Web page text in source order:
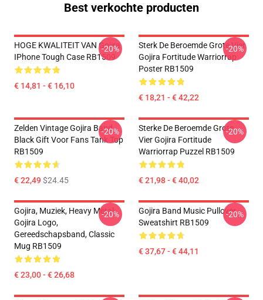
Best verkochte producten
HOGE KWALITEIT VAN Gojira
IPhone Tough Case RB1509
€ 14,81 - € 16,10
-20%
Sterk De Beroemde Grote Vier
Gojira Fortitude Warriorrap
Poster RB1509
€ 18,21 - € 42,22
-20%
Zelden Vintage Gojira Band
Black Gift Voor Fans Tank Top
RB1509
€ 22,49$24.45
-20%
Sterke De Beroemde Grote
Vier Gojira Fortitude
Warriorrap Puzzel RB1509
€ 21,98 - € 40,02
-20%
Gojira, Muziek, Heavy Metal,
Gojira Logo,
Gereedschapsband, Classic
Mug RB1509
€ 23,00 - € 26,68
-20%
Gojira Band Music Pullover
Sweatshirt RB1509
€ 37,67 - € 44,11
-20%